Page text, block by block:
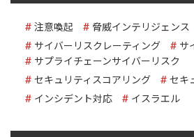
注意喚起 脅威インテリジェンス
サイバーリスクレーティング
サ
サプライチェーンサイバーリスク
セキュリティスコアリング
セキ
インシデント対応
イスラエル